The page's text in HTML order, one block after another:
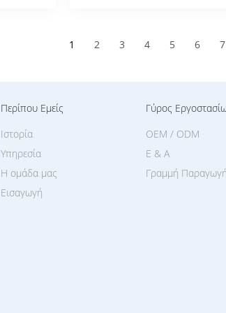
1 2 3 4 5 6 7
Περίπου Εμείς
Εισαγωγή
Ιστορία
Υπηρεσία
Η ομάδα μας
Γύρος
Γραμμή
OEM / ODM
Ε & Α